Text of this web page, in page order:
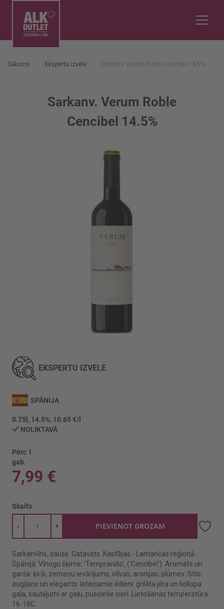
Sākums Ekspertu izvēle Sarkanv. Verum Roble Cencibel 14.5%
Sarkanv. Verum Roble
Cencibel 14.5%
uz
galerijas
sākumu
EKSPERTU IZVĒLE
SPĀNIJA
0.75l, 14.5%, 10.65 €/l
NOLIKTAVĀ
Pērc 1
gab.
7,99 €
Skaits
+
- PIEVIENOT GROZAM
Sarkanvīns, sauss. Gatavots Kastīlijas - Lamančas reģionā
Spānijā. Vīnogu šķirne: ‘Tempranillo’, ('Cencibel'). Aromāts un
garša: ķirši, zemeņu ievārījums, olīvas, aronijas, plūmes. Stils:
augļains un elegants. Ieteicamie ēdieni: grilēta jēra un liellopa
gaļa, sautējumi ar gaļu, puscietie sieri. Lietošanas temperatūra:
16-18C.